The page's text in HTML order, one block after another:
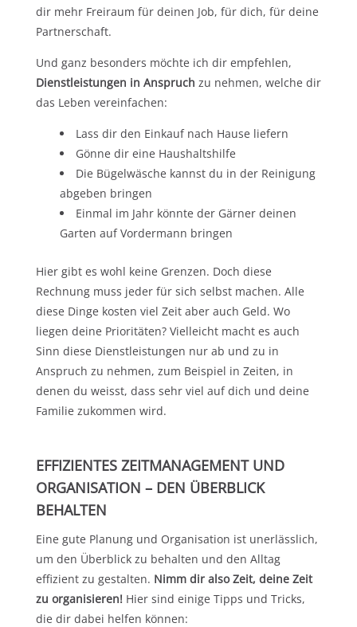
dir mehr Freiraum für deinen Job, für dich, für deine
Partnerschaft.
Und ganz besonders möchte ich dir empfehlen,
Dienstleistungen in Anspruch zu nehmen, welche dir
das Leben vereinfachen:
Lass dir den Einkauf nach Hause liefern
Gönne dir eine Haushaltshilfe
Die Bügelwäsche kannst du in der Reinigung
abgeben bringen
Einmal im Jahr könnte der Gärner deinen
Garten auf Vordermann bringen
Hier gibt es wohl keine Grenzen. Doch diese
Rechnung muss jeder für sich selbst machen. Alle
diese Dinge kosten viel Zeit aber auch Geld. Wo
liegen deine Prioritäten? Vielleicht macht es auch
Sinn diese Dienstleistungen nur ab und zu in
Anspruch zu nehmen, zum Beispiel in Zeiten, in
denen du weisst, dass sehr viel auf dich und deine
Familie zukommen wird.
EFFIZIENTES ZEITMANAGEMENT UND
ORGANISATION – DEN ÜBERBLICK
BEHALTEN
Eine gute Planung und Organisation ist unerlässlich,
um den Überblick zu behalten und den Alltag
effizient zu gestalten. Nimm dir also Zeit, deine Zeit
zu organisieren! Hier sind einige Tipps und Tricks,
die dir dabei helfen können: